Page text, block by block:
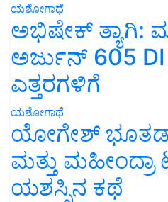
ಯಶೋಗಾಥೆ
ಅಭಿಷೇಕ್ ತ್ಯಾಗಿ:
ಅರ್ಜುನ್ 605
ಎತ್ತರಗಳಿಗೆ
ಯಶೋಗಾಥೆ
ಯೋಗೇಶ್
ಮತ್ತು ಮಹೀಂದ್ರಾ
ಯಶಸ್ಸಿನ ಕಥೆ